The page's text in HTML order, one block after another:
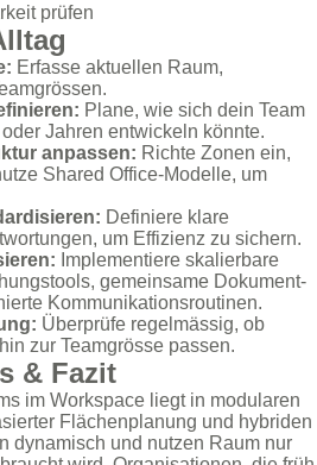
prüfen
Erfasse aktuellen Raum,
Plane, wie sich dein Team
Jahren entwickeln könnte.
anpassen: Richte Zonen ein,
Shared Office-Modelle, um
Definiere klare
um Effizienz zu sichern.
Implementiere skalierbare
gemeinsame Dokument-
Kommunikationsroutinen.
Überprüfe regelmässig, ob
zur Teamgrösse passen.
& Fazit
im Workspace liegt in modularen
Flächenplanung und hybriden
dynamisch und nutzen Raum nur